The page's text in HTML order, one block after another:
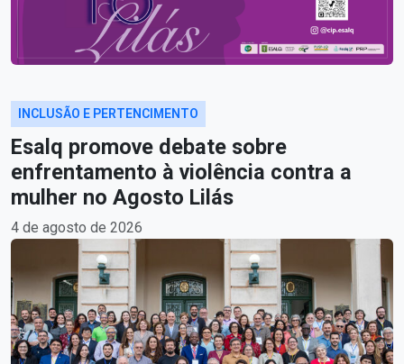
INCLUSÃO E PERTENCIMENTO
Esalq promove debate sobre
enfrentamento à violência contra a
mulher no Agosto Lilás
4 de agosto de 2026